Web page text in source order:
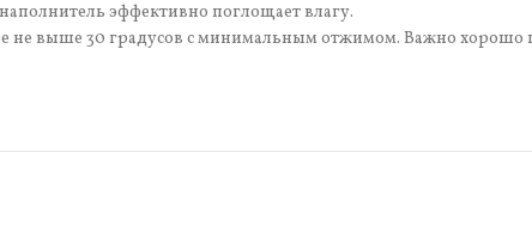
эффективно поглощает влагу.
не выше 30 градусов с минимальным отжимом. Важно